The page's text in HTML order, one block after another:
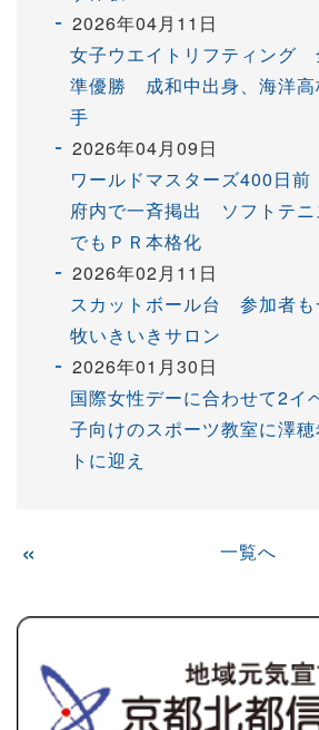
2026年04月11日
女子ウエイトリフティング
準優勝 成和中出身、海洋高
手
2026年04月09日
ワールドマスターズ400日
府内で一斉掲出 ソフトテニ
でもＰＲ本格化
2026年02月11日
スカットボール台 参加者
牧いきいきサロン
2026年01月30日
国際女性デーに合わせて2
子向けのスポーツ教室に澤
トに迎え
« 一覧へ